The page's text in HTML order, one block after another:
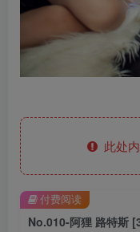
此处内
No.010-阿狸 路特斯
付费阅读